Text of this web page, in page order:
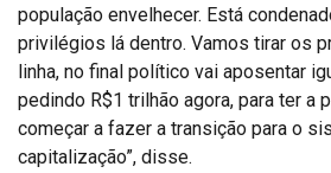
população envelhecer. Está
privilégios lá dentro. Vamos tirar os
linha, no final político vai aposentar
pedindo R$1 trilhão agora, para ter a
começar a fazer a transição para o
capitalização”, disse.